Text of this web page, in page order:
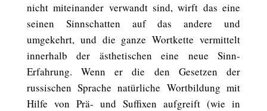
nicht miteinander verwandt sind, wirft das eine
seinen Sinnschatten auf das andere und
umgekehrt, und die ganze Wortkette vermittelt
innerhalb der ästhetischen eine neue Sinn-
Erfahrung. Wenn er die den Gesetzen der
russischen Sprache natürliche Wortbildung mit
Hilfe von Prä- und Suffixen aufgreift (wie in